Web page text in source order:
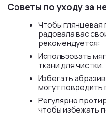
Советы по уходу за
Чтобы глянцевая
радовала вас
рекомендуется:
Использовать
ткани для чистки.
Избегать
могут повредить
Регулярно
чтобы избежать